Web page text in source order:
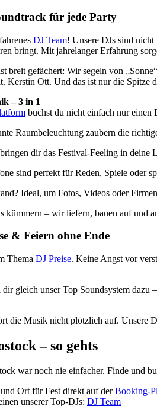
für jede Party
DJ Team! Unsere DJs sind
bringt. Mit jahrelanger Erfahrung
breit gefächert: Wir segeln von
Kerstin Ott. Und das ist nur die Spitze
– 3 in 1
buchst du nicht einfach nur einen
Raumbeleuchtung zaubern die
dir das Festival-Feeling in deine
sind perfekt für Reden, Spiele oder
Ideal, um Fotos, Videos oder
kümmern – wir liefern, bauen auf und
& Feiern ohne Ende
Thema DJ Preise. Keine Angst vor
gleich unser Top Soundsystem dazu
die Musik nicht plötzlich auf. Unsere
– so gehts
war noch nie einfacher. Finde und
Ort für Fest direkt auf derBooking-
unserer Top-DJs: DJ Team